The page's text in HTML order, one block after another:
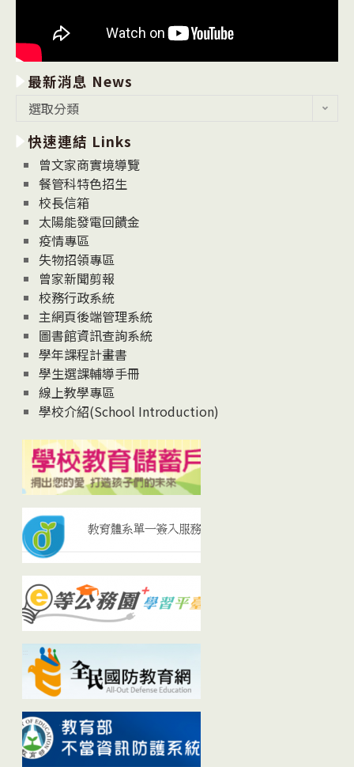
最新消息 News
消
息
News
選取分類
快速連結 Links
曾文家商實境導覽
餐管科特色招生
校長信箱
太陽能發電回饋金
疫情專區
失物招領專區
曾家新聞剪報
校務行政系統
主網頁後端管理系統
圖書館資訊查詢系統
學年課程計畫書
學生選課輔導手冊
線上教學專區
學校介紹(School Introduction)